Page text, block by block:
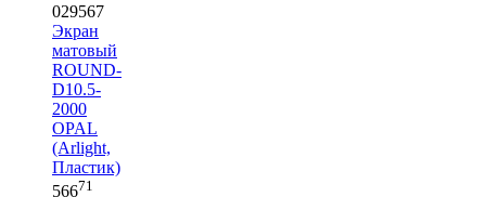
029567
Экран
матовый
ROUND-
D10.5-
2000
OPAL
(Arlight,
Пластик)
56671